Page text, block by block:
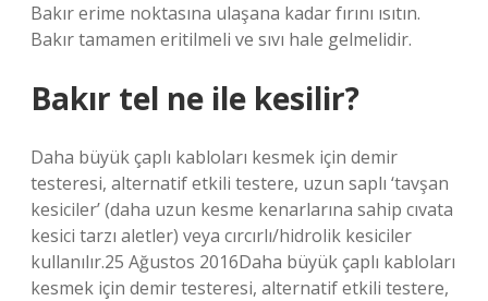
Bakır erime noktasına ulaşana kadar fırını ısıtın.
Bakır tamamen eritilmeli ve sıvı hale gelmelidir.
Bakır tel ne ile kesilir?
Daha büyük çaplı kabloları kesmek için demir
testeresi, alternatif etkili testere, uzun saplı ‘tavşan
kesiciler’ (daha uzun kesme kenarlarına sahip cıvata
kesici tarzı aletler) veya cırcırlı/hidrolik kesiciler
kullanılır.25 Ağustos 2016Daha büyük çaplı kabloları
kesmek için demir testeresi, alternatif etkili testere,